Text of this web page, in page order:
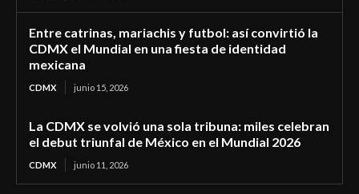
Entre catrinas, mariachis y futbol: así convirtió la
CDMX el Mundial en una fiesta de identidad
mexicana
CDMX junio 15, 2026
La CDMX se volvió una sola tribuna: miles celebran
el debut triunfal de México en el Mundial 2026
CDMX junio 11, 2026